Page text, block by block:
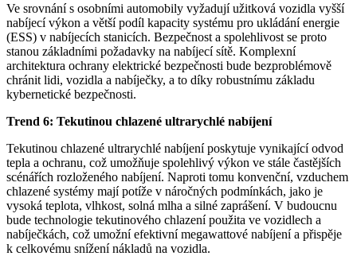
Ve srovnání s osobními automobily vyžadují užitková vozidla vyšší
nabíjecí výkon a větší podíl kapacity systému pro ukládání energie
(ESS) v nabíjecích stanicích. Bezpečnost a spolehlivost se proto
stanou základními požadavky na nabíjecí sítě. Komplexní
architektura ochrany elektrické bezpečnosti bude bezproblémově
chránit lidi, vozidla a nabíječky, a to díky robustnímu základu
kybernetické bezpečnosti.
Trend 6: Tekutinou chlazené ultrarychlé nabíjení
Tekutinou chlazené ultrarychlé nabíjení poskytuje vynikající odvod
tepla a ochranu, což umožňuje spolehlivý výkon ve stále častějších
scénářích rozloženého nabíjení. Naproti tomu konvenční, vzduchem
chlazené systémy mají potíže v náročných podmínkách, jako je
vysoká teplota, vlhkost, solná mlha a silné zaprášení. V budoucnu
bude technologie tekutinového chlazení použita ve vozidlech a
nabíječkách, což umožní efektivní megawattové nabíjení a přispěje
k celkovému snížení nákladů na vozidla.